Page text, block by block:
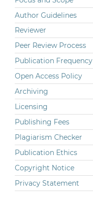
Author Guidelines
Reviewer
Peer Review Process
Publication Frequency
Open Access Policy
Archiving
Licensing
Publishing Fees
Plagiarism Checker
Publication Ethics
Copyright Notice
Privacy Statement